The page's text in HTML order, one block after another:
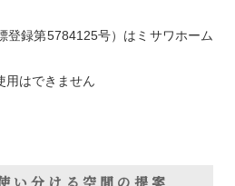
録第5784125号）はミサワホーム
用はできません
い分ける空間の提案